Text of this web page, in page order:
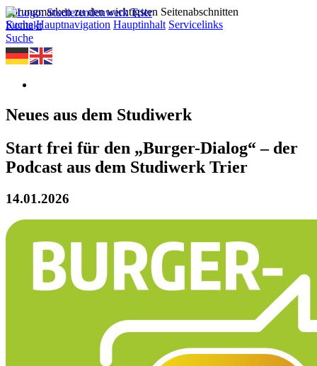
Sprungmarken zu den wichtigsten Seitenabschnitten
Suche Hauptnavigation Hauptinhalt Servicelinks
Kontakt
Suche
Neues aus dem Studiwerk
Start frei für den „Burger-Dialog“ – der
Podcast aus dem Studiwerk Trier
14.01.2026